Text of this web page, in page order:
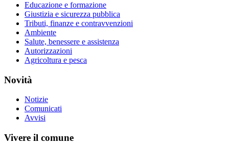
Educazione e formazione
Giustizia e sicurezza pubblica
Tributi, finanze e contravvenzioni
Ambiente
Salute, benessere e assistenza
Autorizzazioni
Agricoltura e pesca
Novità
Notizie
Comunicati
Avvisi
Vivere il comune